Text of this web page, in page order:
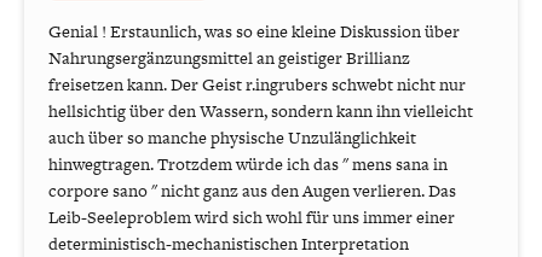
Genial ! Erstaunlich, was so eine kleine Diskussion über
Nahrungsergänzungsmittel an geistiger Brillianz
freisetzen kann. Der Geist r.ingrubers schwebt nicht nur
hellsichtig über den Wassern, sondern kann ihn vielleicht
auch über so manche physische Unzulänglichkeit
hinwegtragen. Trotzdem würde ich das " mens sana in
corpore sano " nicht ganz aus den Augen verlieren. Das
Leib-Seeleproblem wird sich wohl für uns immer einer
deterministisch-mechanistischen Interpretation